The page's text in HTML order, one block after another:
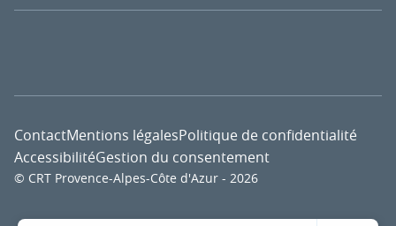
© CRT Provence-Alpes-Côte d'Azur - 2026
ContactMentions légalesPolitique de confidentialité
AccessibilitéGestion du consentement